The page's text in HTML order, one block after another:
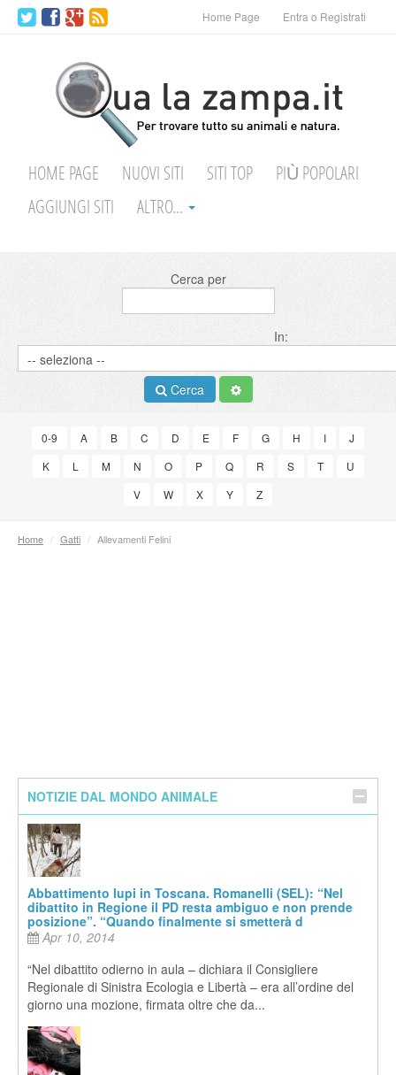
Home Page Entra o Registrati
HOME PAGE NUOVI SITI SITI TOP
PIÙ POPOLARI
AGGIUNGI SITI
ALTRO...
Cerca per
In:
Cerca
0-9 A B C D E F G H I
J
K
L M N O P Q R S T
U
V
W X Y Z
Home / Gatti / Allevamenti Felini
NOTIZIE DAL MONDO ANIMALE
Abbattimento lupi in Toscana. Romanelli (SEL): “Nel
dibattito in Regione il PD resta ambiguo e non prende
posizione”. “Quando finalmente si smetterà d
Apr 10, 2014
“Nel dibattito odierno in aula – dichiara il Consigliere
Regionale di Sinistra Ecologia e Libertà – era all’ordine del
giorno una mozione, firmata oltre che da...